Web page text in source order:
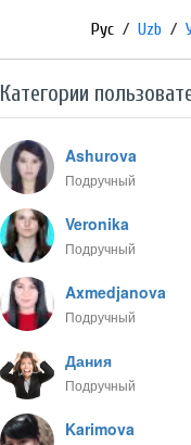
Рус / Uzb /
Категории
Ashurova
Подручный
Veronika
Подручный
Axmedjanova
Подручный
Дания
Подручный
Karimova